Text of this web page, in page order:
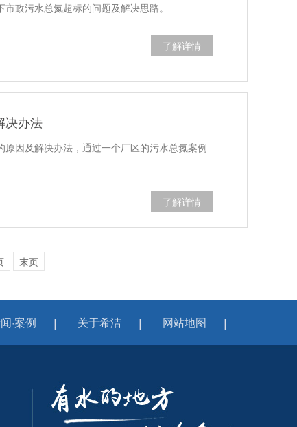
政污水总氮超标的问题及解决思路。
了解详情
决办法
因及解决办法，通过一个厂区的污水总氮案例
了解详情
末页
·案例 关于希洁 网站地图